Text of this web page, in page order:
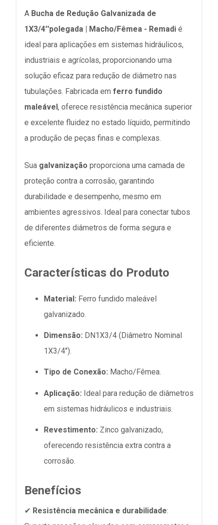
A Bucha de Redução Galvanizada de
1X3/4''polegada | Macho/Fêmea - Remadi é
ideal para aplicações em sistemas hidráulicos,
industriais e agrícolas, proporcionando uma
solução eficaz para redução de diâmetro nas
tubulações. Fabricada em ferro fundido
maleável, oferece resistência mecânica superior
e excelente fluidez no estado líquido, permitindo
a produção de peças finas e complexas.
Sua galvanização proporciona uma camada de
proteção contra a corrosão, garantindo
durabilidade e desempenho, mesmo em
ambientes agressivos. Ideal para conectar tubos
de diferentes diâmetros de forma segura e
eficiente.
Características do Produto
Material: Ferro fundido maleável
galvanizado.
Dimensão: DN1X3/4 (Diâmetro Nominal
1X3/4").
Tipo de Conexão: Macho/Fêmea.
Aplicação: Ideal para redução de diâmetros
em sistemas hidráulicos e industriais.
Revestimento: Zinco galvanizado,
oferecendo resistência extra contra a
corrosão.
Benefícios
✔ Resistência mecânica e durabilidade: